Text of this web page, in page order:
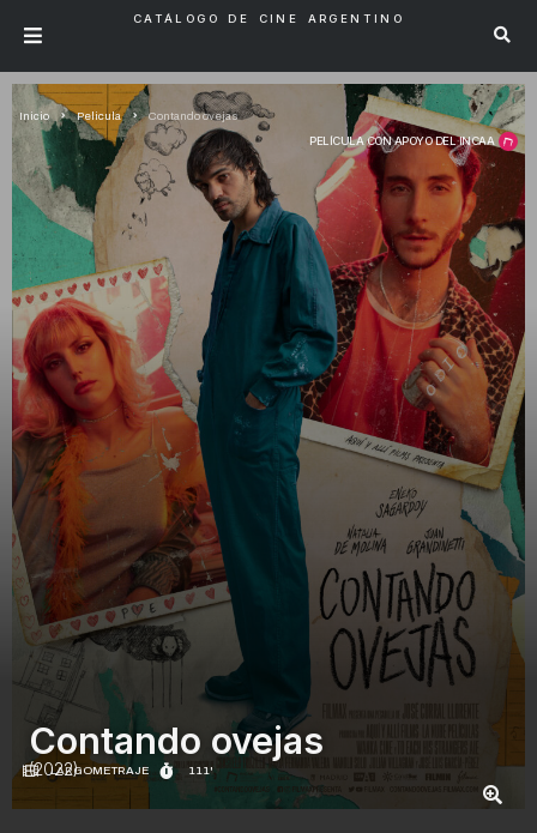
CATÁLOGO DE CINE ARGENTINO
PELÍCULA CON APOYO DEL INCAA
Inicio Pelicula Contando ovejas
LARGOMETRAJE 111'
Contando ovejas
(2022)